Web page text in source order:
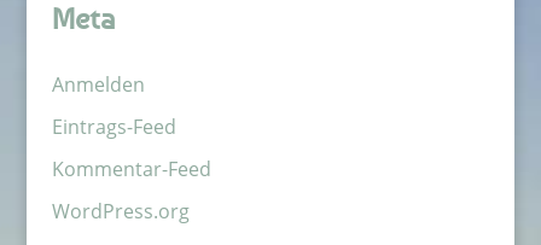
Meta
Anmelden
Eintrags-Feed
Kommentar-Feed
WordPress.org